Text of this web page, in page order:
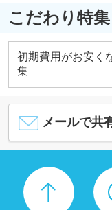
こだわり特集
初期費用がお安く
集
メールで共